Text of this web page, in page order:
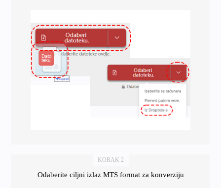
KORAK 2
Odaberite ciljni izlaz MTS format za konverziju